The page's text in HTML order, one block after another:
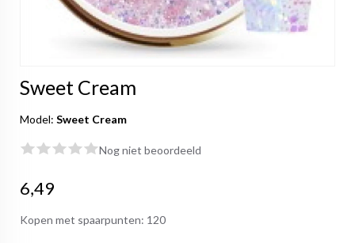
Sweet Cream
Model: Sweet Cream
Nog niet beoordeeld
6,49
Kopen met spaarpunten: 120